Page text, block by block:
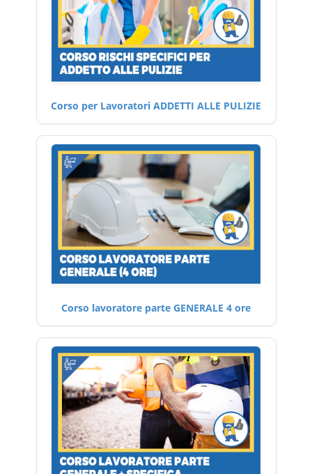
Corso per Lavoratori ADDETTI ALLE PULIZIE
Corso lavoratore parte GENERALE 4 ore